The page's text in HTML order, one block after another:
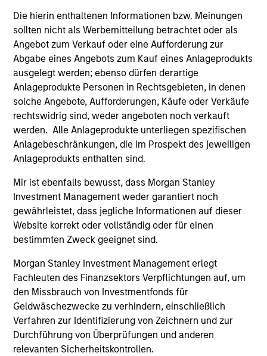
Die hierin enthaltenen Informationen bzw. Meinungen
sollten nicht als Werbemitteilung betrachtet oder als
Angebot zum Verkauf oder eine Aufforderung zur
Abgabe eines Angebots zum Kauf eines Anlageprodukts
ausgelegt werden; ebenso dürfen derartige
Anlageprodukte Personen in Rechtsgebieten, in denen
solche Angebote, Aufforderungen, Käufe oder Verkäufe
rechtswidrig sind, weder angeboten noch verkauft
werden. Alle Anlageprodukte unterliegen spezifischen
Anlagebeschränkungen, die im Prospekt des jeweiligen
Anlageprodukts enthalten sind.
Mir ist ebenfalls bewusst, dass Morgan Stanley
Investment Management weder garantiert noch
gewährleistet, dass jegliche Informationen auf dieser
Website korrekt oder vollständig oder für einen
bestimmten Zweck geeignet sind.
Morgan Stanley Investment Management erlegt
Fachleuten des Finanzsektors Verpflichtungen auf, um
den Missbrauch von Investmentfonds für
Geldwäschezwecke zu verhindern, einschließlich
Verfahren zur Identifizierung von Zeichnern und zur
Durchführung von Überprüfungen und anderen
relevanten Sicherheitskontrollen.
The Wisdom of Crowds in Markets:
Crowd Behavior in Prediction, Betting,
and Stock Markets
We review the wisdom of crowds in the
context of prediction markets, sports betting
markets, parimutuel betting markets, and the
stock market. For each, we describe the
market, give a history, examine its accuracy,
see how it aggregates information, check for
diversity breakdowns, and consider the role of
incentives. The betting markets are zero-sum,
but the stock market has positive expected
returns. Understanding how markets work is
useful for evaluating opportunities for excess
returns.
05-AUG-2026
May not represent all Team Members.
The information on this page is for informational
purposes only. The information contained herein does
not constitute and should not be construed as an
offering of advisory services or an offer to sell or a
solicitation of an offer to buy any securities in any
jurisdiction in which such offer or solicitation,